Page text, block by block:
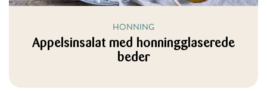
HONNING
Appelsinsalat med honningglaserede
beder